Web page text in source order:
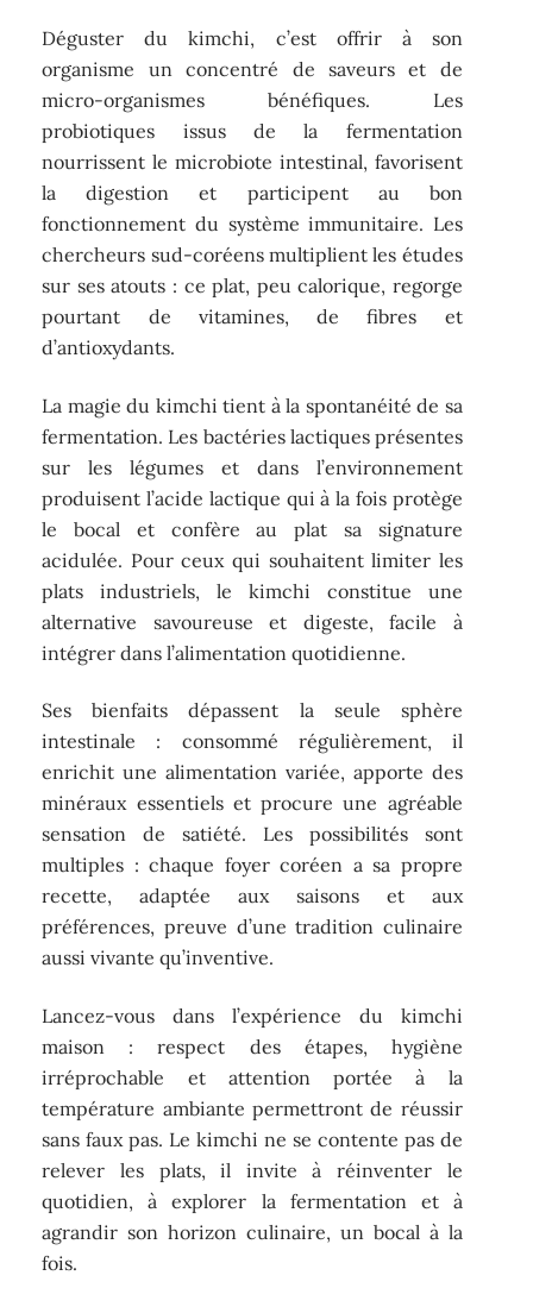
Déguster du kimchi, c’est offrir à son
organisme un concentré de saveurs et de
micro-organismes bénéfiques. Les
probiotiques issus de la fermentation
nourrissent le microbiote intestinal, favorisent
la digestion et participent au bon
fonctionnement du système immunitaire. Les
chercheurs sud-coréens multiplient les études
sur ses atouts : ce plat, peu calorique, regorge
pourtant de vitamines, de fibres et
d’antioxydants.
La magie du kimchi tient à la spontanéité de sa
fermentation. Les bactéries lactiques présentes
sur les légumes et dans l’environnement
produisent l’acide lactique qui à la fois protège
le bocal et confère au plat sa signature
acidulée. Pour ceux qui souhaitent limiter les
plats industriels, le kimchi constitue une
alternative savoureuse et digeste, facile à
intégrer dans l’alimentation quotidienne.
Ses bienfaits dépassent la seule sphère
intestinale : consommé régulièrement, il
enrichit une alimentation variée, apporte des
minéraux essentiels et procure une agréable
sensation de satiété. Les possibilités sont
multiples : chaque foyer coréen a sa propre
recette, adaptée aux saisons et aux
préférences, preuve d’une tradition culinaire
aussi vivante qu’inventive.
Lancez-vous dans l’expérience du kimchi
maison : respect des étapes, hygiène
irréprochable et attention portée à la
température ambiante permettront de réussir
sans faux pas. Le kimchi ne se contente pas de
relever les plats, il invite à réinventer le
quotidien, à explorer la fermentation et à
agrandir son horizon culinaire, un bocal à la
fois.